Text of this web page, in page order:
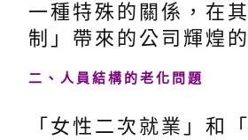
一種特殊的關係，在
制」帶來的公司輝煌
二、人員結構的老化問題
「女性二次就業」和